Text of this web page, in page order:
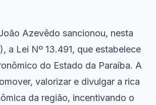
Azevêdo sancionou, nesta
a Lei Nº 13.491, que estabelece
do Estado da Paraíba. A
valorizar e divulgar a rica
da região, incentivando o